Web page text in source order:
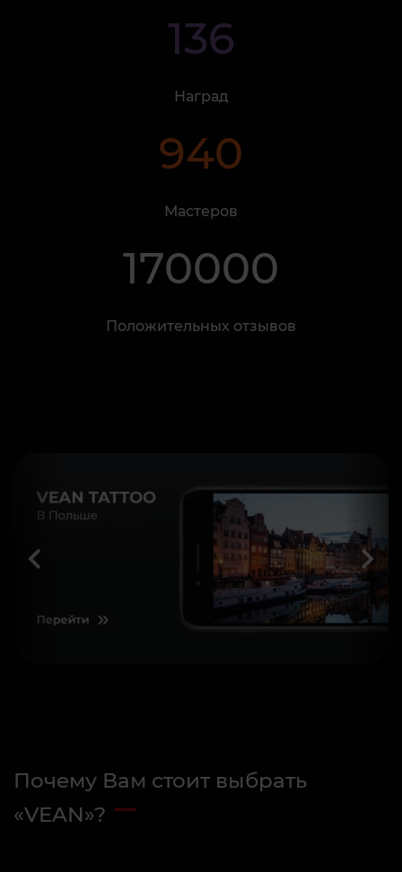
136
Наград
940
Мастеров
170000
Положительных отзывов
Почему Вам стоит выбрать
«VEAN»?